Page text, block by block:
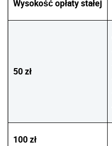
Wysokość opłaty stałej
50 zł
100 zł